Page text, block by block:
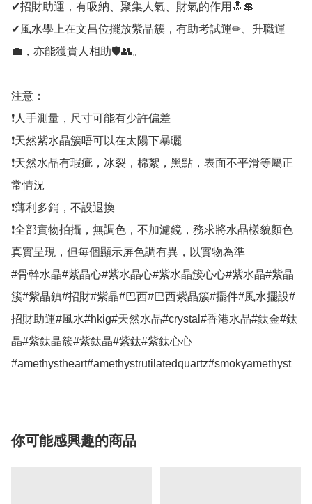
✔招財助運，有吸納、聚集人氣、財氣的作用🔝💲
✔風水學上在文昌位擺放紫晶簇，有助考試運✏、升職運
💼，亦能獲貴人相助🛡👥。
注意：
❗人手測量，尺寸可能有少許偏差
❗天然紫水晶簇唔可以在太陽下暴曬
❗天然水晶有瑕疵，冰裂，棉絮，黑點，表面不平滑等屬正
常情況
❗薄利多銷，不設退換
❗全部實物拍攝，無調色，不加濾鏡，務求將水晶樣貌顏色
真實呈現，但每個顯示屏色調有異，以實物為準
#骨幹水晶#紫晶心#紫水晶心#紫水晶簇心心#紫水晶#紫晶
簇#紫晶鎮#招財#紫晶#巴西#巴西紫晶簇#擺件#風水擺設#
招財助運#風水#hkig#天然水晶#crystal#香港水晶#鈦金#鈦
晶#紫鈦晶簇#紫鈦晶#紫鈦#紫鈦心心
#amethystheart#amethystrutilatedquartz#smokyamethyst
你可能感興趣的商品